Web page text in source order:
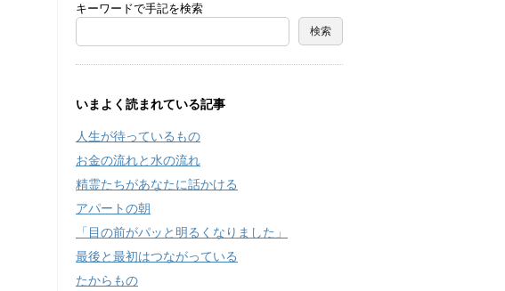
キーワードで手記を検索
いまよく読まれている記事
人生が待っているもの
お金の流れと水の流れ
精霊たちがあなたに話かける
アパートの朝
「目の前がパッと明るくなりました」
最後と最初はつながっている
たからもの